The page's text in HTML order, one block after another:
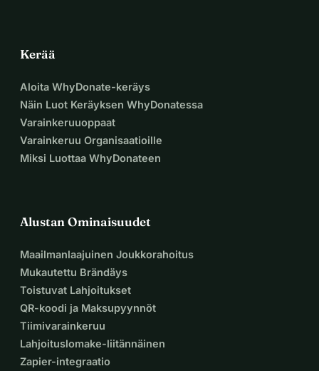
Kerää
Aloita WhyDonate-keräys
Näin Luot Keräyksen WhyDonatessa
Varainkeruuoppaat
Varainkeruu Organisaatioille
Miksi Luottaa WhyDonateen
Alustan Ominaisuudet
Maailmanlaajuinen Joukkorahoitus
Mukautettu Brändäys
Toistuvat Lahjoitukset
QR-koodi ja Maksupyynnöt
Tiimivarainkeruu
Lahjoituslomake-liitännäinen
Zapier-integraatio